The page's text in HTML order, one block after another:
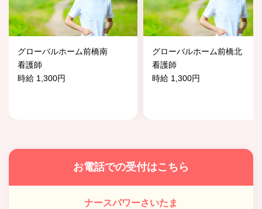
グローバルホーム前橋南
看護師
時給 1,300円
グローバルホーム前橋北
看護師
時給 1,300円
お電話での受付はこちら
ナースパワーさいたま